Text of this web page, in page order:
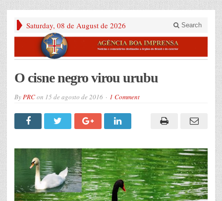
Saturday, 08 de August de 2026 Search
O cisne negro virou urubu
ByPRCon 15 de agosto de 2016 1 Comment